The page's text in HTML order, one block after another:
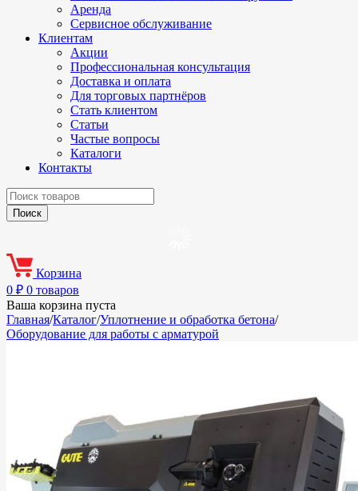
Аренда
Сервисное обслуживание
Клиентам
Акции
Профессиональная консультация
Доставка и оплата
Для торговых партнёров
Стать клиентом
Статьи
Частые вопросы
Каталоги
Контакты
Корзина
0 ₽ 0 товаров
Ваша корзина пуста
Главная/Каталог/Уплотнение и обработка бетона/
Оборудование для работы с арматурой